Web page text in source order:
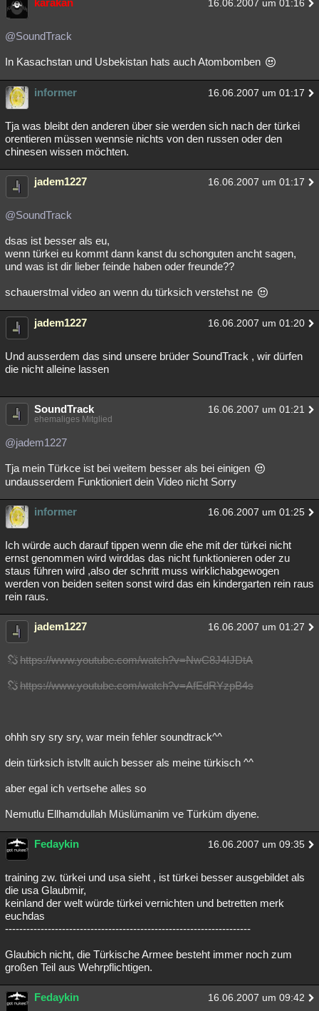
16.06.2007 um 01:16
@SoundTrack
In Kasachstan und Usbekistan hats auch Atombomben
informer 16.06.2007 um 01:17
Tja was bleibt den anderen über sie werden sich nach der türkei
orentieren müssen wennsie nichts von den russen oder den
chinesen wissen möchten.
jadem1227 16.06.2007 um 01:17
@SoundTrack
dsas ist besser als eu,
wenn türkei eu kommt dann kanst du schonguten ancht sagen,
und was ist dir lieber feinde haben oder freunde??
schauerstmal video an wenn du türksich verstehst ne
jadem1227 16.06.2007 um 01:20
Und ausserdem das sind unsere brüder SoundTrack , wir dürfen
die nicht alleine lassen
SoundTrack 16.06.2007 um 01:21
ehemaliges Mitglied
@jadem1227
Tja mein Türkce ist bei weitem besser als bei einigen
undausserdem Funktioniert dein Video nicht Sorry
informer 16.06.2007 um 01:25
Ich würde auch darauf tippen wenn die ehe mit der türkei nicht
ernst genommen wird wirddas das nicht funktionieren oder zu
staus führen wird ,also der schritt muss wirklichabgewogen
werden von beiden seiten sonst wird das ein kindergarten rein raus
rein raus.
jadem1227 16.06.2007 um 01:27
https://www.youtube.com/watch?v=NwC8J4IJDtA
https://www.youtube.com/watch?v=AfEdRYzpB4s
ohhh sry sry sry, war mein fehler soundtrack^^
dein türksich istvllt auich besser als meine türkisch ^^
aber egal ich vertsehe alles so
Nemutlu Ellhamdullah Müslümanim ve Türküm diyene.
Fedaykin 16.06.2007 um 09:35
training zw. türkei und usa sieht , ist türkei besser ausgebildet als
die usa Glaubmir,
keinland der welt würde türkei vernichten und betretten merk
euchdas
---------------------------------------------------------------------
Glaubich nicht, die Türkische Armee besteht immer noch zum
großen Teil aus Wehrpflichtigen.
Fedaykin 16.06.2007 um 09:42